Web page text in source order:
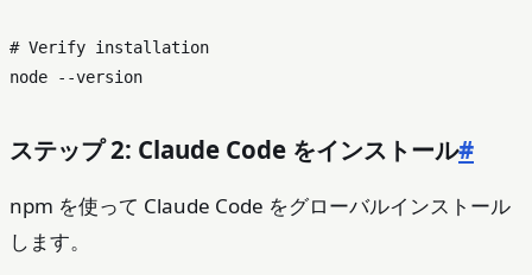
# Verify installation
ステップ 2: Claude Code をインストール#
npm を使って Claude Code をグローバルインストール
します。